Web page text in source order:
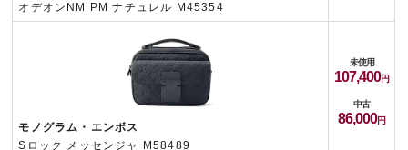
オデオンNM PM ナチュレル M45354
モノグラム・エンボス
Sロック メッセンジャ M58489
未使用
107,400
中古
86,000